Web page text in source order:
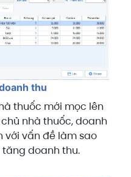
thu
thuốc mới mọc lên
nhà thuốc, doanh
với vấn đề làm sao
doanh thu.